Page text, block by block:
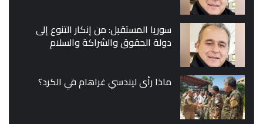
سوريا المستقبل: من إنكار التنوع إلى
دولة الحقوق والشراكة والسلام
ماذا رأى ليندسي غراهام في الكرد؟